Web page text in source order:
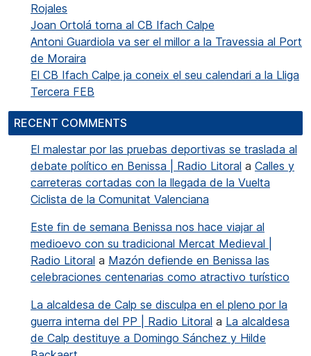
Rojales
Joan Ortolá torna al CB Ifach Calpe
Antoni Guardiola va ser el millor a la Travessia al Port
de Moraira
El CB Ifach Calpe ja coneix el seu calendari a la Lliga
Tercera FEB
RECENT COMMENTS
El malestar por las pruebas deportivas se traslada al
debate político en Benissa | Radio Litoral a Calles y
carreteras cortadas con la llegada de la Vuelta
Ciclista de la Comunitat Valenciana
Este fin de semana Benissa nos hace viajar al
medioevo con su tradicional Mercat Medieval |
Radio Litoral a Mazón defiende en Benissa las
celebraciones centenarias como atractivo turístico
La alcaldesa de Calp se disculpa en el pleno por la
guerra interna del PP | Radio Litoral a La alcaldesa
de Calp destituye a Domingo Sánchez y Hilde